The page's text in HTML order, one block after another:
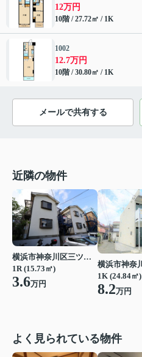
12万円
10階 / 27.72㎡ / 1K
1002
12.7万円
10階 / 30.80㎡ / 1K
メールで共有する
近隣の物件
横浜市神奈川区三ツ沢南町
1R (15.73㎡)
3.6万円
1K (24.84㎡)
8.2万円
よく見られている物件